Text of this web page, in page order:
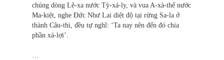
chúng dòng Lệ-xa nước Tỳ-xá-ly, và vua A-xà-thế nước
Ma-kiệt, nghe Đức Như Lai diệt độ tại rừng Sa-la ở
thành Câu-thi, đều tự nghĩ: ‘Ta nay nên đến đó chia
phần xá-lợi’.
…